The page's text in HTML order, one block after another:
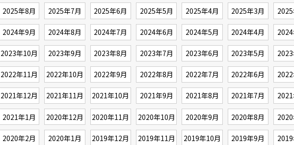
2025年8月 2025年7月 2025年6月 2025年5月 2025年4月 2025年3月
2024年9月 2024年8月 2024年7月 2024年6月 2024年5月 2024年4月
2023年10月 2023年9月 2023年8月 2023年7月 2023年6月 2023年5月
2022年11月 2022年10月 2022年9月 2022年8月 2022年7月 2022年6月
2021年12月 2021年11月 2021年10月 2021年9月 2021年8月 2021年7月
2021年1月 2020年12月 2020年11月 2020年10月 2020年9月 2020年8月
2020年2月 2020年1月 2019年12月 2019年11月 2019年10月 2019年9月